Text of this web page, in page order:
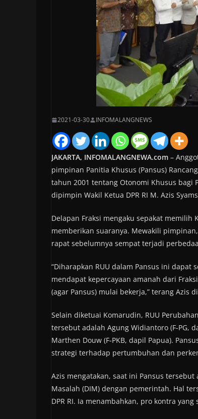
2021-03-30 INFOMALANGNEWS
JAKARTA, INFOMALANGNEWA.com –
pimpinan Panitia Khusus (Pansus)
tahun 2001 tentang Otonomi Khusus bagi
dipimpin Wakil Ketua DPR RI M. Azis
Delapan Fraksi mengaku sepakat memilih
memberikan suaranya. Mewakili
rapat sebelumnya sempat terjadi
“Diharapkan RUU dalam Pansus ini
mendapat kepercayaan amanah dari
(agar Pansus) mulai bekerja,” terang Azis
Selain diketuai Komarudin, RUU
tersebut adalah Agung Widiantoro (F-PG,
Marthen Douw (F-PKB, dapil Papua).
strategi terhadap pertumbuhan dan
Azis mengatakan, saat ini Pansus
Masalah (DIM) dengan pemerintah. Hal
DPR RI. Ia menambahkan, pro kontra